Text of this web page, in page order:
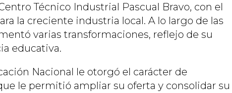
Técnico Industrial Pascual Bravo, con el
la creciente industria local. A lo largo de las
varias transformaciones, reflejo de su
educativa.
Nacional le otorgó el carácter de
le permitió ampliar su oferta y consolidar su